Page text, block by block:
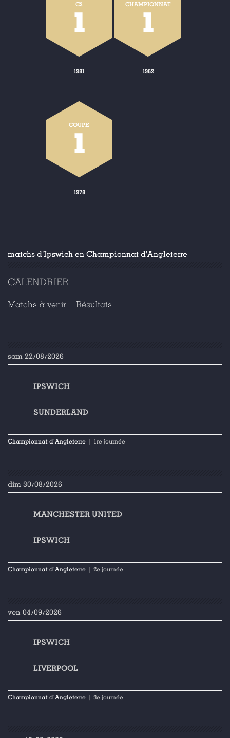
C3
1
1981
CHAMPIONNAT
1
1962
COUPE
1
1978
matchs d'Ipswich en Championnat d'Angleterre
CALENDRIER
Matchs à venir Résultats
sam 22/08/2026
IPSWICH
SUNDERLAND
Championnat d'Angleterre | 1re journée
dim 30/08/2026
MANCHESTER UNITED
IPSWICH
Championnat d'Angleterre | 2e journée
ven 04/09/2026
IPSWICH
LIVERPOOL
Championnat d'Angleterre | 3e journée